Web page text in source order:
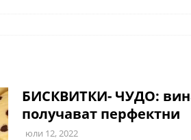
БИСКВИТКИ- ЧУДО:
получават перфектни
юли 12, 2022